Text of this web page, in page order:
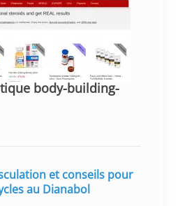
body-building-
et conseils pour
au Dianabol